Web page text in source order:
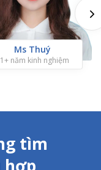
Ms Thuý
năm kinh nghiệm
tìm